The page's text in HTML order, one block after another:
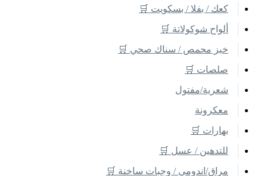
كعك / بفلا / بسكويت 🛒
ألواح شوكولاتة 🛒
خبز محمص / سناك صحي 🛒
صلصات 🛒
شعرية/مفتول
معكرونة
بهارات 🛒
للتدهين / عسل 🛒
مراق/اندومي / وجبات ساخنة 🛒